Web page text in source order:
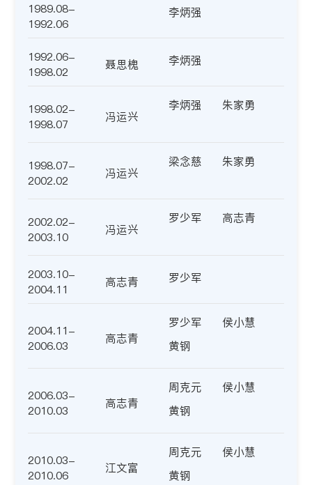
1989.08-
1992.06
李炳强
1992.06-
1998.02
聂思槐 李炳强
1998.02-
1998.07
冯运兴
李炳强 朱家勇
1998.07-
2002.02
冯运兴
梁念慈 朱家勇
2002.02-
2003.10
冯运兴
罗少军 高志青
2003.10-
2004.11
高志青 罗少军
2004.11-
2006.03
高志青
罗少军
侯小慧
黄钢
2006.03-
2010.03
高志青
周克元
侯小慧
黄钢
2010.03-
2010.06
江文富
周克元
侯小慧
黄钢